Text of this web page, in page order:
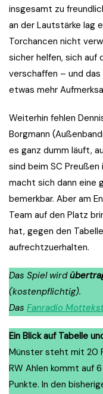
insgesamt zu
an der Lautstärke lag
Torchancen nicht
sicher helfen, sich auf
verschaffen – und
etwas mehr
Weiterhin fehlen
Borgmann
es ganz dumm läuft,
sind beim SC
macht sich dann eine
bemerkbar. Aber am
Team auf den Platz
hat, gegen den
aufrechtzuerhalten.
Das Spiel wird
(kostenpflichtig).
Das Fanradio
Ein Blick auf Tabelle
Münster steht mit 20
RW Ahlen kommt auf
Punkte. In den